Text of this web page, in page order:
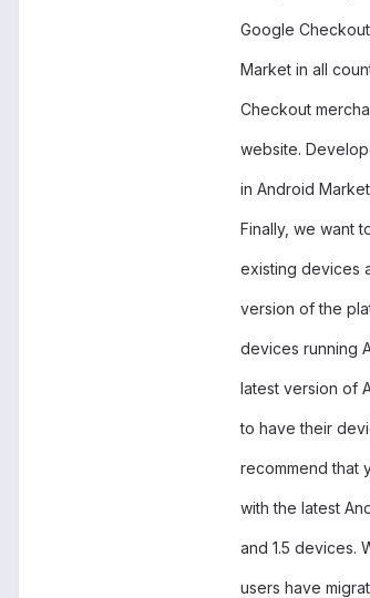
Google
Market in all
Checkout
website.
in Android
Finally, we want
existing devices
version of the
devices running
latest version of
to have their
recommend that
with the latest
and 1.5 devices.
users have